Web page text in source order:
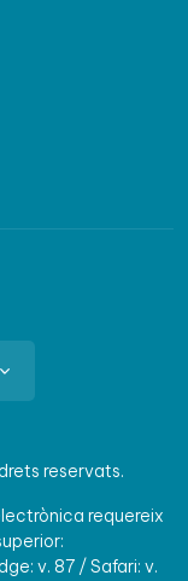
reservats.
requereix
v. 87 / Safari: v.